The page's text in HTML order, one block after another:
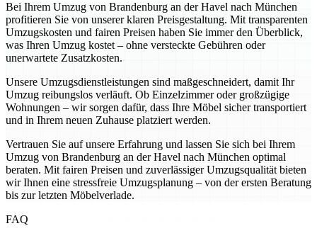
Bei Ihrem Umzug von Brandenburg an der Havel nach München
profitieren Sie von unserer klaren Preisgestaltung. Mit transparenten
Umzugskosten und fairen Preisen haben Sie immer den Überblick,
was Ihren Umzug kostet – ohne versteckte Gebühren oder
unerwartete Zusatzkosten.
Unsere Umzugsdienstleistungen sind maßgeschneidert, damit Ihr
Umzug reibungslos verläuft. Ob Einzelzimmer oder großzügige
Wohnungen – wir sorgen dafür, dass Ihre Möbel sicher transportiert
und in Ihrem neuen Zuhause platziert werden.
Vertrauen Sie auf unsere Erfahrung und lassen Sie sich bei Ihrem
Umzug von Brandenburg an der Havel nach München optimal
beraten. Mit fairen Preisen und zuverlässiger Umzugsqualität bieten
wir Ihnen eine stressfreie Umzugsplanung – von der ersten Beratung
bis zur letzten Möbelverlade.
FAQ